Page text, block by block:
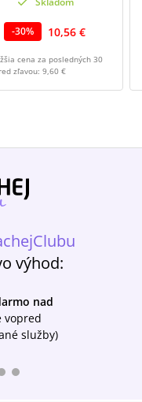
-30% 10,56 €
cena za posledných 30
zľavou: 9,60 €
výhod:
nad
vopred
služby)